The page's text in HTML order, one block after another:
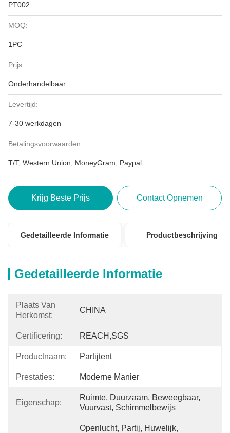
PT002
MOQ:
1PC
Prijs:
Onderhandelbaar
Levertijd:
7-30 werkdagen
Betalingsvoorwaarden:
T/T, Western Union, MoneyGram, Paypal
Krijg Beste Prijs Contact Opnemen
Gedetailleerde Informatie Productbeschrijving
Gedetailleerde Informatie
Plaats Van
Herkomst:
CHINA
Certificering: REACH,SGS
Productnaam: Partijtent
Prestaties: Moderne Manier
Eigenschap:
Ruimte, Duurzaam, Beweegbaar,
Vuurvast, Schimmelbewijs
Openlucht, Partij, Huwelijk,